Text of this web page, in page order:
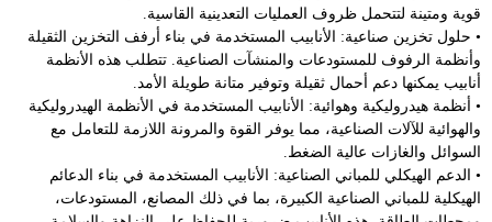
قوية ومتينة لتتحمل ظروف العمليات التعدينية القاسية.
• حلول تخزين صناعية: الأنابيب المستخدمة في بناء أرفف التخزين الثقيلة
وأنظمة الرفوف للمستودعات والمنشآت الصناعية. تتطلب هذه الأنظمة
أنابيب يمكنها دعم أحمال ثقيلة وتوفير متانة طويلة الأمد.
• أنظمة هيدروليكية وهوائية: الأنابيب المستخدمة في الأنظمة الهيدروليكية
والهوائية للآلات الصناعية، مما يوفر القوة والمرونة اللازمة للتعامل مع
السوائل والغازات عالية الضغط.
• الدعم الهيكلي للمباني الصناعية: الأنابيب المستخدمة في بناء الدعائم
الهيكلية للمباني الصناعية الكبيرة، بما في ذلك المصانع، المستودعات،